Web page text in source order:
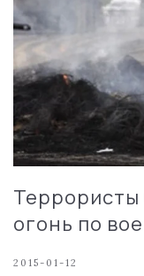
Террористы
огонь по
2015-01-12